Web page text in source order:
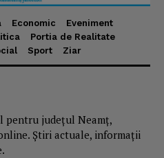
Economic
Eveniment
Portia de Realitate
Sport Ziar
pentru județul Neamț,
Știri actuale, informații